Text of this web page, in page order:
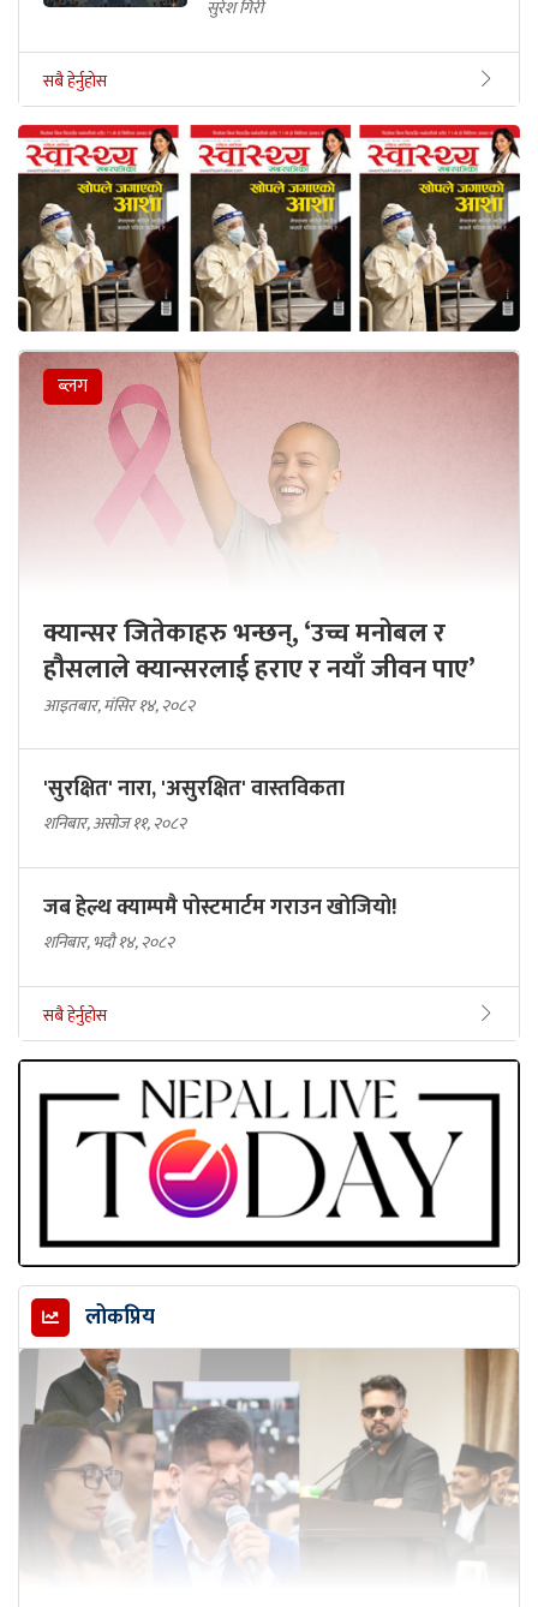
सुरेश गिरी
सबै हेर्नुहोस
ब्लग
क्यान्सर जितेकाहरु भन्छन्, ‘उच्च मनोबल र
हौसलाले क्यान्सरलाई हराए र नयाँ जीवन पाए’
आइतबार, मंसिर १४, २०८२
'सुरक्षित' नारा, 'असुरक्षित' वास्तविकता
शनिबार, असोज ११, २०८२
जब हेल्थ क्याम्पमै पोस्टमार्टम गराउन खोजियो!
शनिबार, भदौ १४, २०८२
सबै हेर्नुहोस
लोकप्रिय